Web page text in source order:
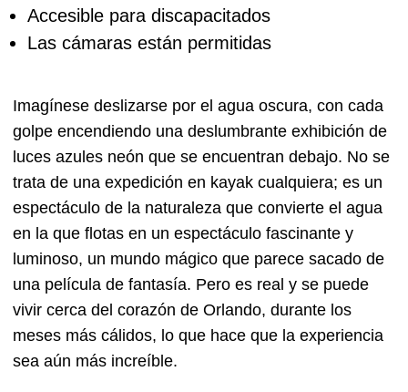
Accesible para discapacitados
Las cámaras están permitidas
Imagínese deslizarse por el agua oscura, con cada
golpe encendiendo una deslumbrante exhibición de
luces azules neón que se encuentran debajo. No se
trata de una expedición en kayak cualquiera; es un
espectáculo de la naturaleza que convierte el agua
en la que flotas en un espectáculo fascinante y
luminoso, un mundo mágico que parece sacado de
una película de fantasía. Pero es real y se puede
vivir cerca del corazón de Orlando, durante los
meses más cálidos, lo que hace que la experiencia
sea aún más increíble.